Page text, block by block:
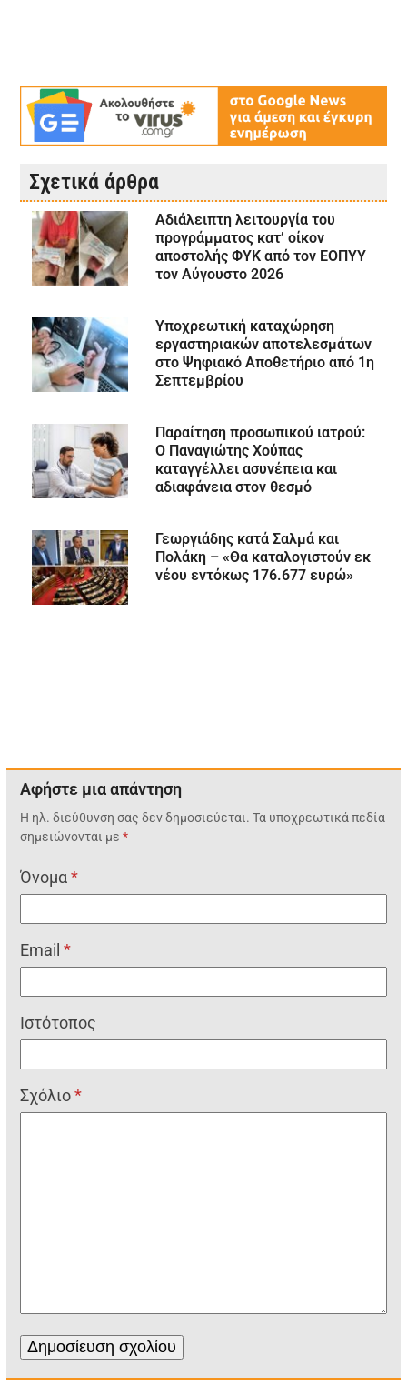
Σχετικά άρθρα
Αδιάλειπτη λειτουργία του
προγράμματος κατ’ οίκον
αποστολής ΦΥΚ από τον ΕΟΠΥΥ
τον Αύγουστο 2026
Υποχρεωτική καταχώρηση
εργαστηριακών αποτελεσμάτων
στο Ψηφιακό Αποθετήριο από 1η
Σεπτεμβρίου
Παραίτηση προσωπικού ιατρού:
Ο Παναγιώτης Χούπας
καταγγέλλει ασυνέπεια και
αδιαφάνεια στον θεσμό
Γεωργιάδης κατά Σαλμά και
Πολάκη – «Θα καταλογιστούν εκ
νέου εντόκως 176.677 ευρώ»
Αφήστε μια απάντηση
Η ηλ. διεύθυνση σας δεν δημοσιεύεται. Τα υποχρεωτικά πεδία
σημειώνονται με*
Όνομα*
Email*
Ιστότοπος
Σχόλιο*